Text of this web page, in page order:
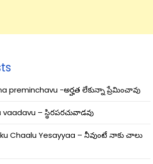
preminchavu -అర్హత లేకున్నా ప్రేమించావు
– స్థిరపరచువాడవు
Chaalu Yesayyaa – నీవుంటే నాకు చాలు